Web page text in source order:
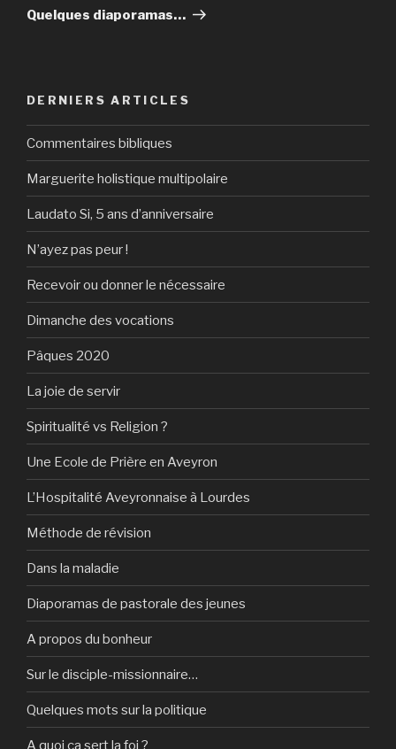
suivant
Quelques diaporamas…
DERNIERS ARTICLES
Commentaires bibliques
Marguerite holistique multipolaire
Laudato Si, 5 ans d’anniversaire
N’ayez pas peur !
Recevoir ou donner le nécessaire
Dimanche des vocations
Pâques 2020
La joie de servir
Spiritualité vs Religion ?
Une Ecole de Prière en Aveyron
L’Hospitalité Aveyronnaise à Lourdes
Méthode de révision
Dans la maladie
Diaporamas de pastorale des jeunes
A propos du bonheur
Sur le disciple-missionnaire…
Quelques mots sur la politique
A quoi ça sert la foi ?